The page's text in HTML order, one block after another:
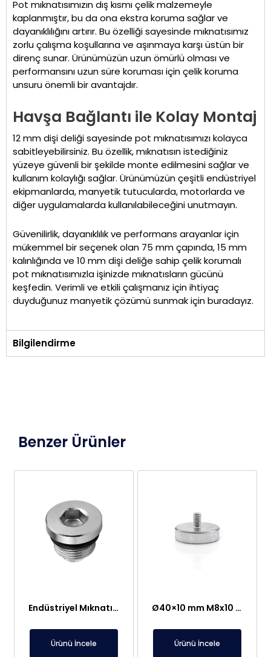
Pot mıknatısımızın dış kısmı çelik malzemeyle
kaplanmıştır, bu da ona ekstra koruma sağlar ve
dayanıklılığını artırır. Bu özelliği sayesinde mıknatısımız
zorlu çalışma koşullarına ve aşınmaya karşı üstün bir
direnç sunar. Ürünümüzün uzun ömürlü olması ve
performansını uzun süre koruması için çelik koruma
unsuru önemli bir avantajdır.
Havşa Bağlantı ile Kolay Montaj
12 mm dişi deliği sayesinde pot mıknatısımızı kolayca
sabitleyebilirsiniz. Bu özellik, mıknatısın istediğiniz
yüzeye güvenli bir şekilde monte edilmesini sağlar ve
kullanım kolaylığı sağlar. Ürünümüzün çeşitli endüstriyel
ekipmanlarda, manyetik tutucularda, motorlarda ve
diğer uygulamalarda kullanılabileceğini unutmayın.
Güvenilirlik, dayanıklılık ve performans arayanlar için
mükemmel bir seçenek olan 75 mm çapında, 15 mm
kalınlığında ve 10 mm dişi deliğe sahip çelik korumalı
pot mıknatısımızla işinizde mıknatısların gücünü
keşfedin. Verimli ve etkili çalışmanız için ihtiyaç
duyduğunuz manyetik çözümü sunmak için buradayız.
Bilgilendirme
Benzer Ürünler
Endüstriyel Mıknatıslı Tapa – Özel Diş Ölçüsü, O-Rıng / Conta Seçenekli Manyetik Tapalar
Ürünü İncele
Ø40×10 mm M8x10 Erkek Bağlantılı Neodyum Pot Mıknatıs
Ürünü İncele